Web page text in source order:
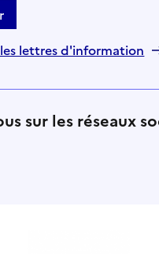
lettres d'information
sur les réseaux